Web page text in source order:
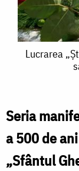
Lucrarea
Mare
și
moldovenii
Lucrarea
Seria
a 500 de
„Sfântul